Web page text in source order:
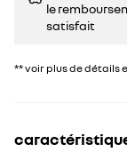
le
satisfait
** voir plus de détails